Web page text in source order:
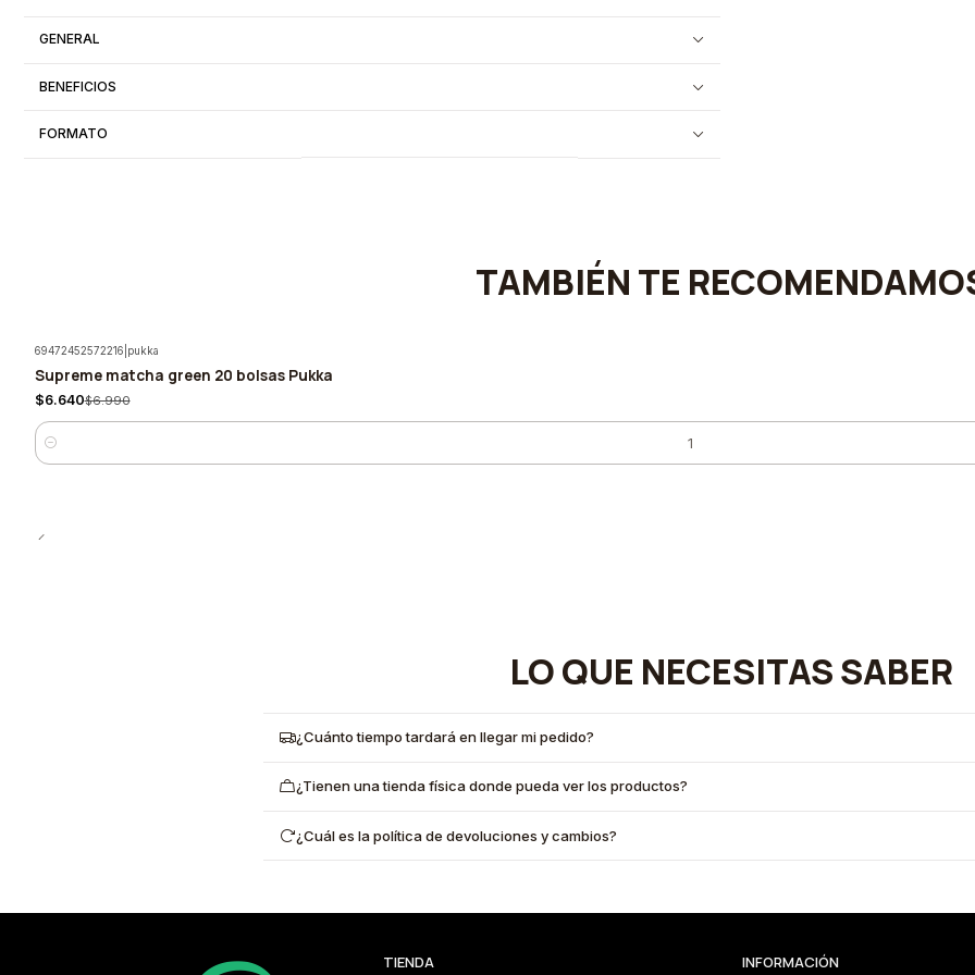
GENERAL
BENEFICIOS
FORMATO
TAMBIÉN TE
-5%
69472452572216 pukka
Supreme matcha green 20 bolsas Pukka
$6.640$6.990
Cantidad
LO QUE NECESITAS SABER
¿Cuánto tiempo tardará en llegar mi pedido?
¿Tienen una tienda física donde pueda ver los productos?
¿Cuál es la política de devoluciones y cambios?
TIENDA INFORMACIÓN